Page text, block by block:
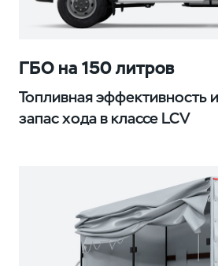
ГБО на 150 литров
Топливная эффективность
запас хода в классе LCV